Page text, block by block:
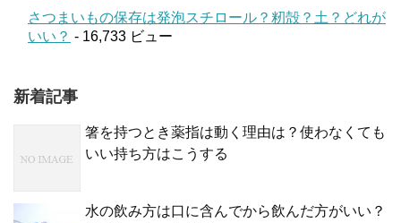
さつまいもの保存は発泡スチロール？籾殻？土？どれが
いい？ - 16,733 ビュー
新着記事
箸を持つとき薬指は動く理由は？使わなくても
いい持ち方はこうする
水の飲み方は口に含んでから飲んだ方がいい？